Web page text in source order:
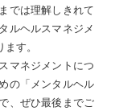
では理解しきれて
ルヘルスマネジメ
す。
マネジメントにつ
の「メンタルヘル
、ぜひ最後までご